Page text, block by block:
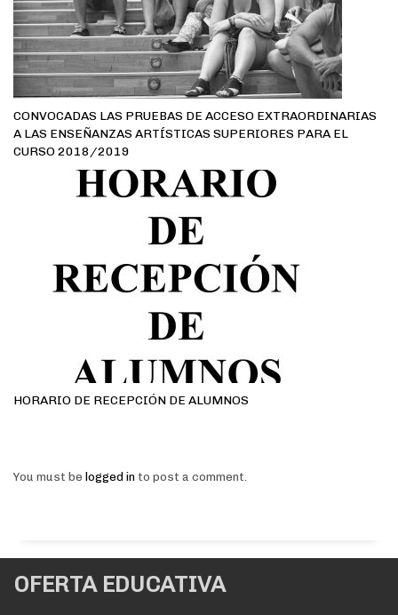
CONVOCADAS LAS PRUEBAS DE ACCESO EXTRAORDINARIAS
A LAS ENSEÑANZAS ARTÍSTICAS SUPERIORES PARA EL
CURSO 2018/2019
HORARIO DE RECEPCIÓN DE ALUMNOS
You must be logged in to post a comment.
OFERTA EDUCATIVA